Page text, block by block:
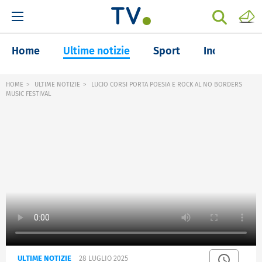
Home Ultime notizie Sport Inchieste
HOME ULTIME NOTIZIE
LUCIO CORSI PORTA POESIA E ROCK AL NO BORDERS
MUSIC FESTIVAL
ULTIME NOTIZIE 28 LUGLIO 2025